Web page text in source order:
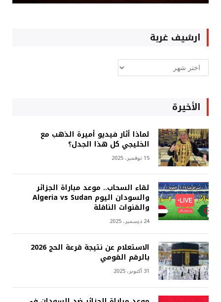
ارشيف غربة
ارشيف
غربة
الأخيرة
لماذا أثار فيديو أميرة الذهب مع
الخليجي كل هذا الجدل؟
15 نوفمبر، 2025
لقاء السحاب.. موعد مباراة الجزائر
والسودان اليوم Algeria vs Sudan
والقنوات الناقلة
24 ديسمبر، 2025
الاستعلام عن نتيجة قرعة الحج 2026
بالرقم القومي
31 أكتوبر، 2025